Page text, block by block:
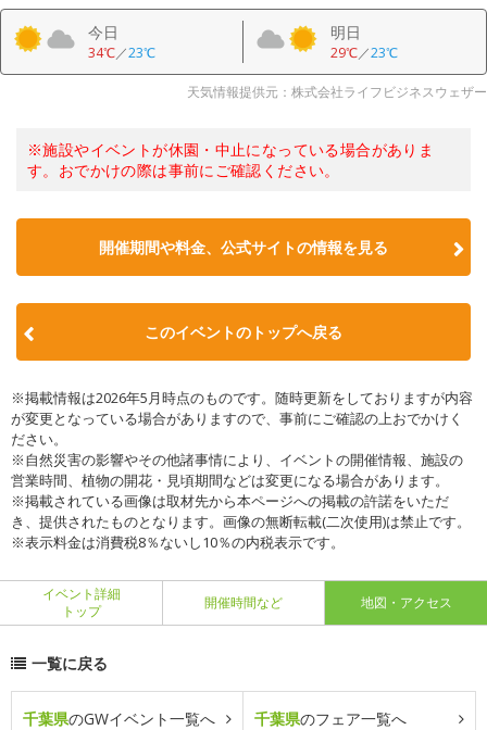
今日
34℃／23℃
明日
29℃／23℃
天気情報提供元：株式会社ライフビジネスウェザー
※施設やイベントが休園・中止になっている場合がありま
す。おでかけの際は事前にご確認ください。
開催期間や料金、公式サイトの情報を見る
このイベントのトップへ戻る
※掲載情報は2026年5月時点のものです。随時更新をしておりますが内容
が変更となっている場合がありますので、事前にご確認の上おでかけく
ださい。
※自然災害の影響やその他諸事情により、イベントの開催情報、施設の
営業時間、植物の開花・見頃期間などは変更になる場合があります。
※掲載されている画像は取材先から本ページへの掲載の許諾をいただ
き、提供されたものとなります。画像の無断転載(二次使用)は禁止です。
※表示料金は消費税8％ないし10％の内税表示です。
イベント詳細
トップ
開催時間など 地図・アクセス
一覧に戻る
千葉県のGWイベント一覧へ 千葉県のフェア一覧へ